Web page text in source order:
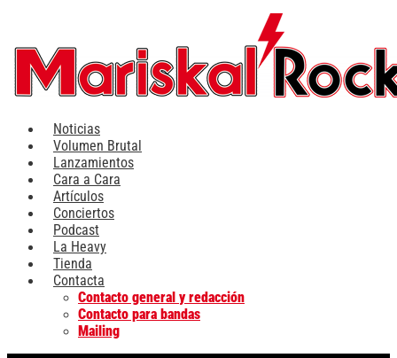
contenido
Noticias
Volumen Brutal
Lanzamientos
Cara a Cara
Artículos
Conciertos
Podcast
La Heavy
Tienda
Contacta
Contacto general y redacción
Contacto para bandas
Mailing